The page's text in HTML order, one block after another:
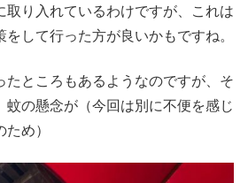
取り入れているわけですが、これは
して行った方が良いかもですね。
たところもあるようなのですが、そ
蚊の懸念が（今回は別に不便を感じ
め）